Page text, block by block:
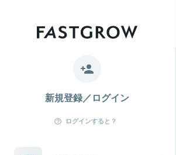
新規登録／ログイン
ログインすると？